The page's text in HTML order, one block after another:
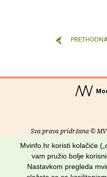
Sva prava pridržana ©
Mvinfo.hr koristi kolačiće
vam pružio bolje
Nastavkom pregleda